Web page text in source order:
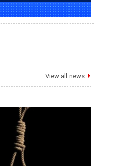
View all news